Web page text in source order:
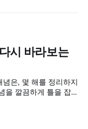
시 바라보는
은, 몇 해를 정리하지
을 깔끔하게 틀을 잡
. 윤지영 박사님과
만나게 된 [오가닉